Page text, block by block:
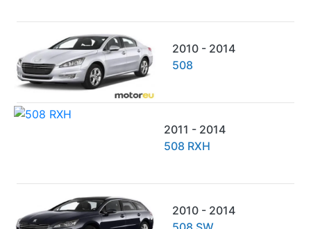
2010 - 2014
508
2011 - 2014
508 RXH
2010 - 2014